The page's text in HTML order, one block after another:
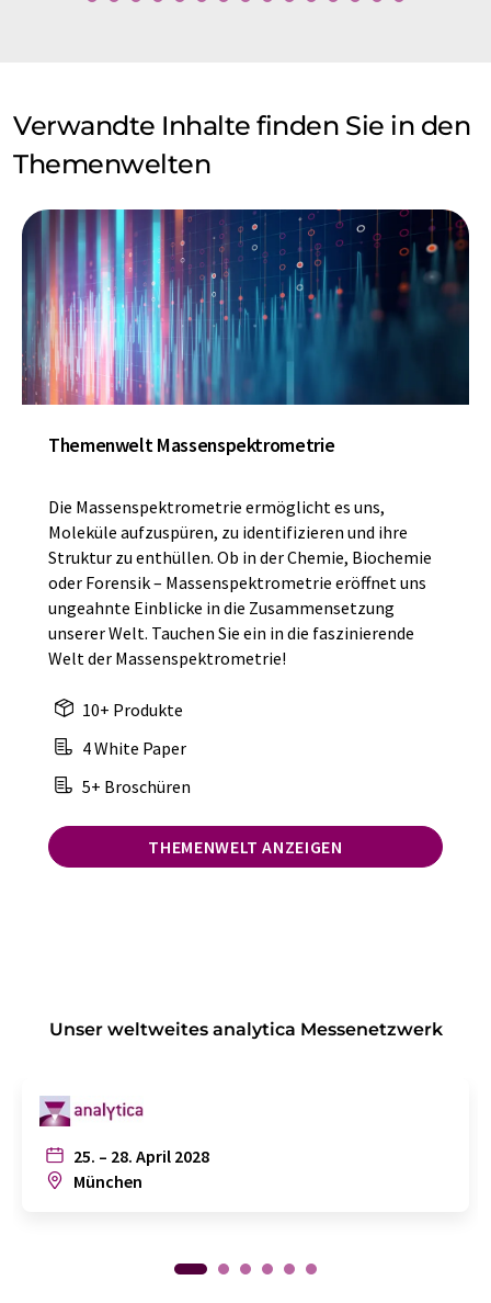
Verwandte Inhalte finden Sie in den
Themenwelten
Themenwelt Massenspektrometrie
Die Massenspektrometrie ermöglicht es uns,
Moleküle aufzuspüren, zu identifizieren und ihre
Struktur zu enthüllen. Ob in der Chemie, Biochemie
oder Forensik – Massenspektrometrie eröffnet uns
ungeahnte Einblicke in die Zusammensetzung
unserer Welt. Tauchen Sie ein in die faszinierende
Welt der Massenspektrometrie!
10+ Produkte
4 White Paper
5+ Broschüren
THEMENWELT ANZEIGEN
Unser weltweites analytica Messenetzwerk
25. – 28. April 2028
München